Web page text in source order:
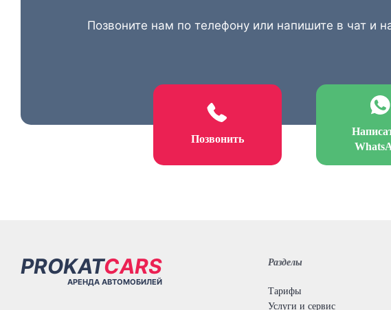
Позвоните нам по телефону или напишите в чат и
Позвонить
PROKATCARS
АРЕНДА АВТОМОБИЛЕЙ
Разделы
Тарифы
Услуги и сервис